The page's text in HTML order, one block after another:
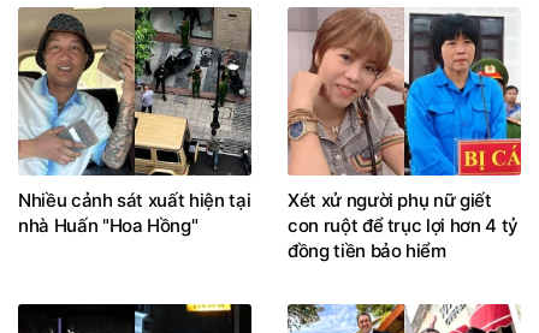
Nhiều cảnh sát xuất hiện tại
nhà Huấn "Hoa Hồng"
Xét xử người phụ nữ giết
con ruột để trục lợi hơn 4 tỷ
đồng tiền bảo hiểm